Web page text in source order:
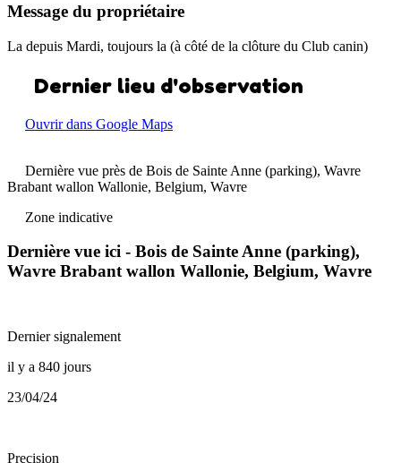
Message du propriétaire
La depuis Mardi, toujours la (à côté de la clôture du Club canin)
Dernier lieu d'observation
Ouvrir dans Google Maps
Dernière vue près de Bois de Sainte Anne (parking), Wavre
Brabant wallon Wallonie, Belgium, Wavre
Zone indicative
Dernière vue ici - Bois de Sainte Anne (parking),
Wavre Brabant wallon Wallonie, Belgium, Wavre
Dernier signalement
il y a 840 jours
23/04/24
Precision